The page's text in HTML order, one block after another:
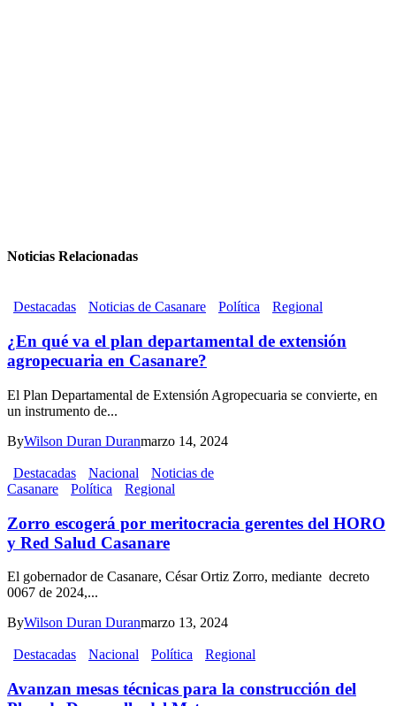
Noticias Relacionadas
Destacadas Noticias de Casanare Política Regional
¿En qué va el plan departamental de extensión
agropecuaria en Casanare?
El Plan Departamental de Extensión Agropecuaria se convierte, en
un instrumento de...
ByWilson Duran Duranmarzo 14, 2024
Destacadas Nacional
Noticias de
Casanare
Política Regional
Zorro escogerá por meritocracia gerentes del HORO
y Red Salud Casanare
El gobernador de Casanare, César Ortiz Zorro, mediante decreto
0067 de 2024,...
ByWilson Duran Duranmarzo 13, 2024
Destacadas Nacional Política Regional
Avanzan mesas técnicas para la construcción del